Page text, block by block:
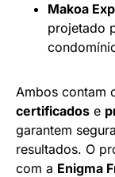
Makoa
projetado
Ambos contam
certificados e
garantem
resultados. O
com a Enigma